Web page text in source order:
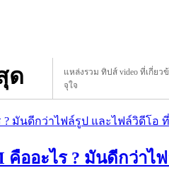
ด
แหล่งรวม ทิปส์ video ที่เกี่ย
จุใจ
คืออะไร ? มันดีกว่าไ